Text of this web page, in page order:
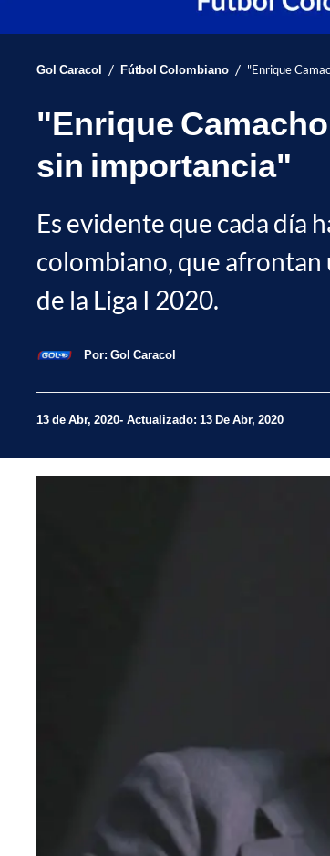
Gol Caracol / Fútbol Colombiano / "Enrique
"Enrique
sin importancia"
Es evidente que cada día
colombiano, que afrontan
de la Liga I 2020.
Por: Gol Caracol
13 de Abr, 2020 Actualizado: 13 De Abr, 2020